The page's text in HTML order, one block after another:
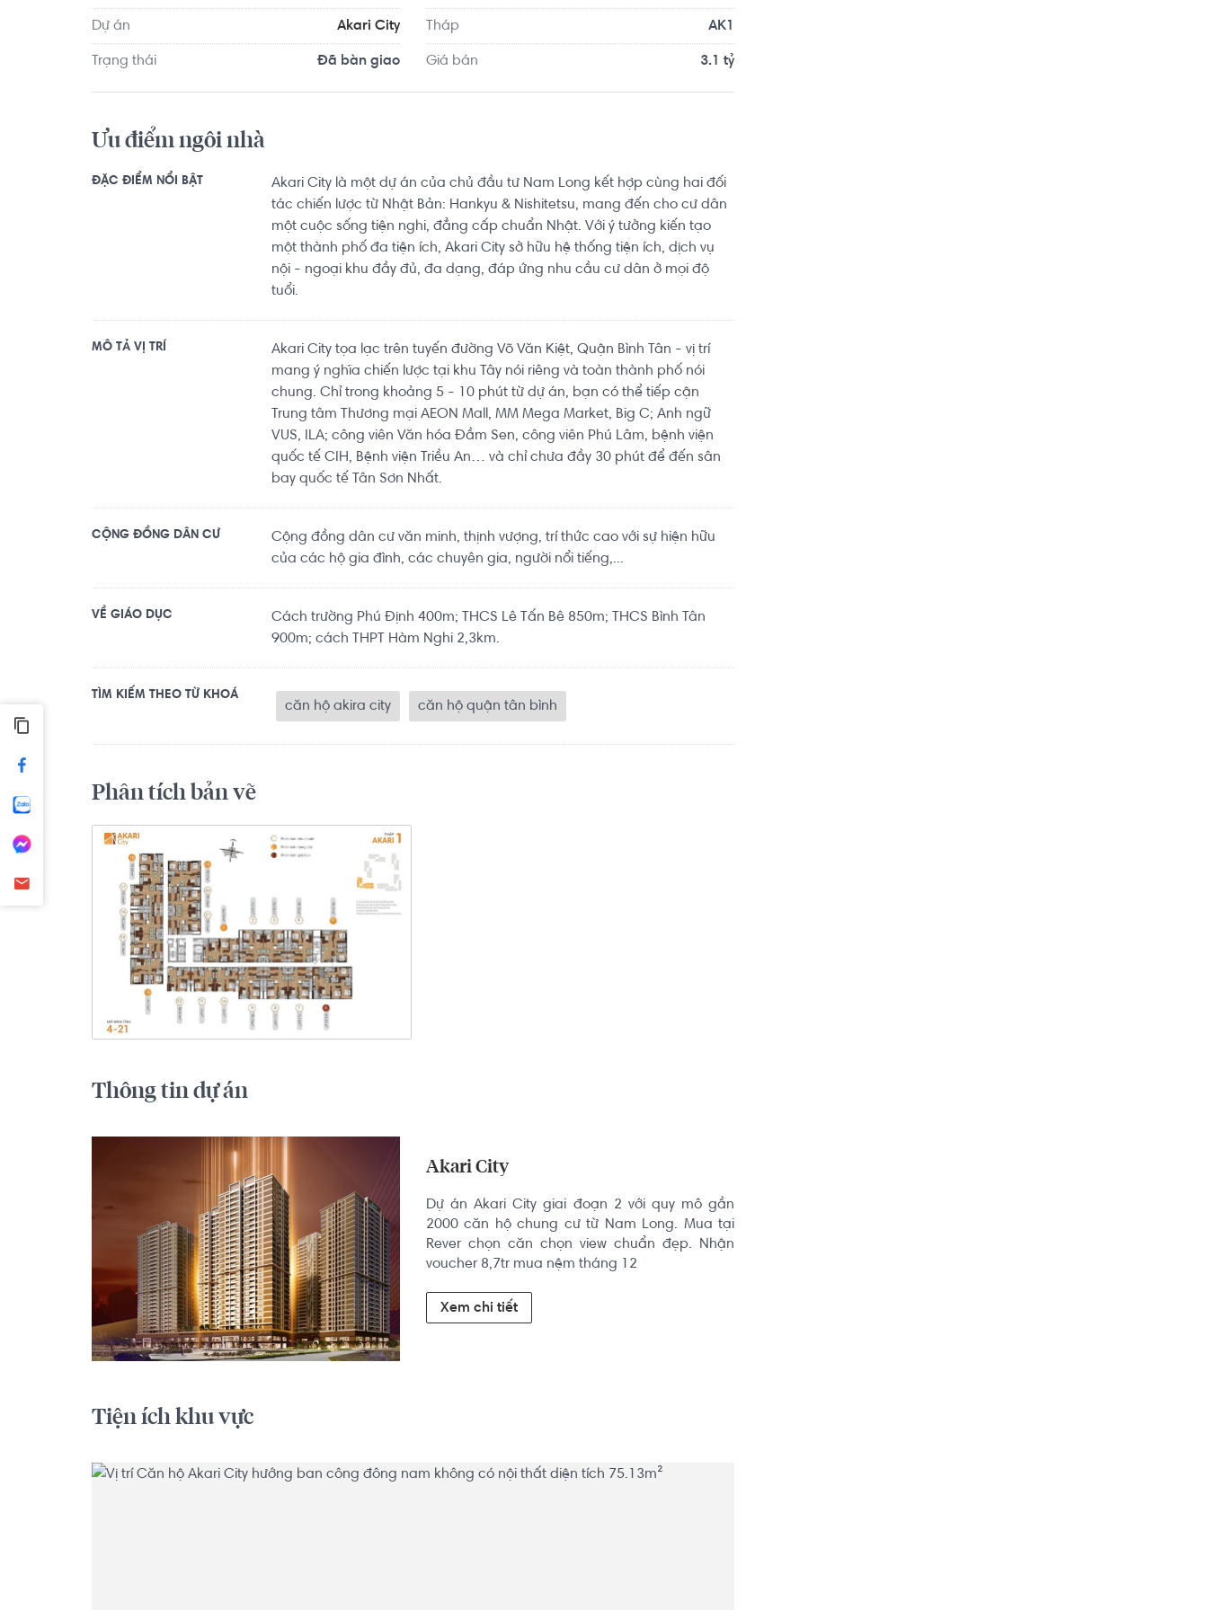
6.4km, California Fitness & Yoga Viet Market khoảng 3.6km. Tọa lạc tại vị trí thuận tiện di chuyển với
đầy đủ các tiện ích về y tế, giáo dục và giải trí.
Dự án Akari City Tháp AK1
Trạng thái Đã bàn giao Giá bán 3.1 tỷ
Ưu điểm ngôi nhà
ĐẶC ĐIỂM NỔI BẬT
Akari City là một dự án của chủ đầu tư Nam Long kết hợp cùng hai đối
tác chiến lược từ Nhật Bản: Hankyu & Nishitetsu, mang đến cho cư dân
một cuộc sống tiện nghi, đẳng cấp chuẩn Nhật. Với ý tưởng kiến tạo
một thành phố đa tiện ích, Akari City sở hữu hệ thống tiện ích, dịch vụ
nội - ngoại khu đầy đủ, đa dạng, đáp ứng nhu cầu cư dân ở mọi độ
tuổi.
MÔ TẢ VỊ TRÍ
Akari City tọa lạc trên tuyến đường Võ Văn Kiệt, Quận Bình Tân - vị trí
mang ý nghĩa chiến lược tại khu Tây nói riêng và toàn thành phố nói
chung. Chỉ trong khoảng 5 - 10 phút từ dự án, bạn có thể tiếp cận
Trung tâm Thương mại AEON Mall, MM Mega Market, Big C; Anh ngữ
VUS, ILA; công viên Văn hóa Đầm Sen, công viên Phú Lâm, bệnh viện
quốc tế CIH, Bệnh viện Triều An… và chỉ chưa đầy 30 phút để đến sân
bay quốc tế Tân Sơn Nhất.
CỘNG ĐỒNG DÂN CƯ
Cộng đồng dân cư văn minh, thịnh vượng, trí thức cao với sự hiện hữu
của các hộ gia đình, các chuyên gia, người nổi tiếng,...
VỀ GIÁO DỤC
Cách trường Phú Định 400m; THCS Lê Tấn Bê 850m; THCS Bình Tân
900m; cách THPT Hàm Nghi 2,3km.
TÌM KIẾM THEO TỪ KHOÁ
căn hộ akira city căn hộ quận tân bình
Phân tích bản vẽ
Thông tin dự án
Akari City
Dự án Akari City giai đoạn 2 với quy mô gần
2000 căn hộ chung cư từ Nam Long. Mua tại
Rever chọn căn chọn view chuẩn đẹp. Nhận
voucher 8,7tr mua nệm tháng 12
Xem chi tiết
Tiện ích khu vực